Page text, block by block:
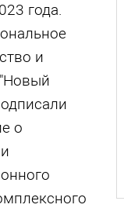
года.
и
о